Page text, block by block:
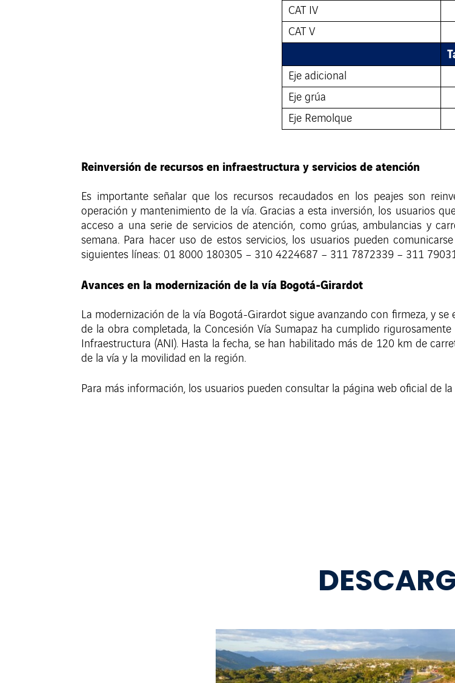
CAT IV
CAT V
Eje adicional
Eje grúa
Eje Remolque
Reinversión de recursos en infraestructura y servicios de atención
Es importante señalar que los recursos recaudados en los peajes son
operación y mantenimiento de la vía. Gracias a esta inversión, los usuarios
acceso a una serie de servicios de atención, como grúas, ambulancias y
semana. Para hacer uso de estos servicios, los usuarios pueden
siguientes líneas: 01 8000 180305 – 310 4224687 – 311 7872339 – 311
Avances en la modernización de la vía Bogotá-Girardot
La modernización de la vía Bogotá-Girardot sigue avanzando con firmeza, y
de la obra completada, la Concesión Vía Sumapaz ha cumplido
Infraestructura (ANI). Hasta la fecha, se han habilitado más de 120 km de
de la vía y la movilidad en la región.
Para más información, los usuarios pueden consultar la página web oficial de la